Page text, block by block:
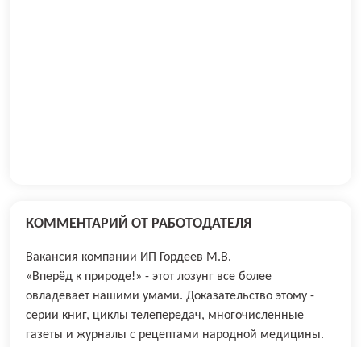
КОММЕНТАРИЙ ОТ РАБОТОДАТЕЛЯ
Вакансия компании ИП Гордеев М.В.
«Вперёд к природе!» - этот лозунг все более
овладевает нашими умами. Доказательство этому -
серии книг, циклы телепередач, многочисленные
газеты и журналы с рецептами народной медицины.